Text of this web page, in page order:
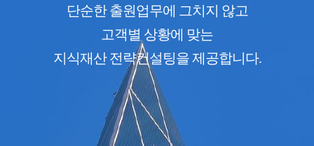
단순한 출원업무에 그치지 않고
고객별 상황에 맞는
지식재산 전략컨설팅을 제공합니다.